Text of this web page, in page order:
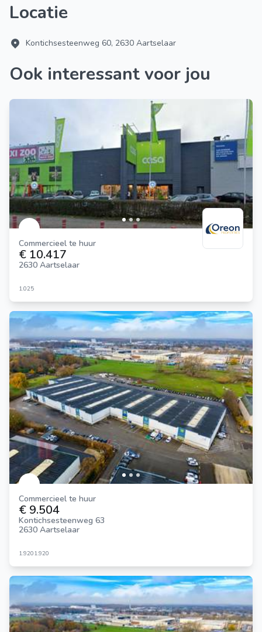
Locatie
Kontichsesteenweg 60, 2630 Aartselaar
Ook interessant voor jou
Commercieel te huur
€ 10.417
2630 Aartselaar
1.025
Commercieel te huur
€ 9.504
Kontichsesteenweg 63
2630 Aartselaar
1.9201.920